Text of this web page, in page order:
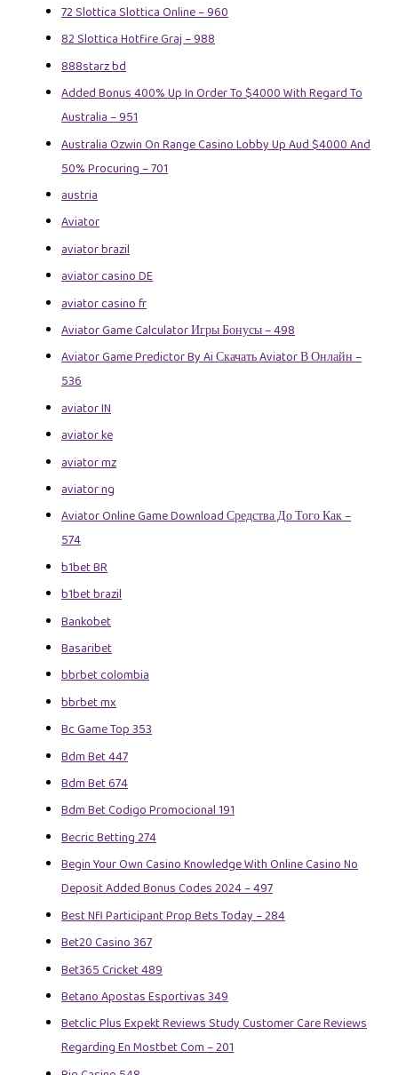
72 Slottica Slottica Online – 960
82 Slottica Hotfire Graj – 988
888starz bd
Added Bonus 400% Up In Order To $4000 With Regard To
Australia – 951
Australia Ozwin On Range Casino Lobby Up Aud $4000 And
50% Procuring – 701
austria
Aviator
aviator brazil
aviator casino DE
aviator casino fr
Aviator Game Calculator Игры Бонусы – 498
Aviator Game Predictor By Ai Скачать Aviator В Онлайн –
536
aviator IN
aviator ke
aviator mz
aviator ng
Aviator Online Game Download Средства До Того Как –
574
b1bet BR
b1bet brazil
Bankobet
Basaribet
bbrbet colombia
bbrbet mx
Bc Game Top 353
Bdm Bet 447
Bdm Bet 674
Bdm Bet Codigo Promocional 191
Becric Betting 274
Begin Your Own Casino Knowledge With Online Casino No
Deposit Added Bonus Codes 2024 – 497
Best Nfl Participant Prop Bets Today – 284
Bet20 Casino 367
Bet365 Cricket 489
Betano Apostas Esportivas 349
Betclic Plus Expekt Reviews Study Customer Care Reviews
Regarding En Mostbet Com – 201